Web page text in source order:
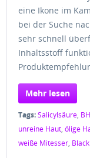
eine Ikone im
bei der Suche
sehr schnell
Inhaltsstoff
Mehr lesen
Tags:Salicylsäure,
unreine Haut, ölige
weiße Mitesser,